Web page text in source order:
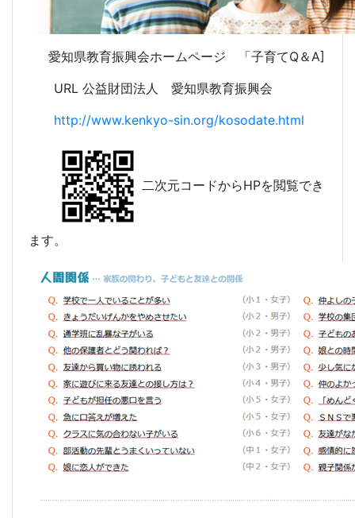
愛知県教育振興会ホームページ 「子育てQ＆A]
URL 公益財団法人 愛知県教育振興会
http://www.kenkyo-sin.org/kosodate.html
二次元コードからHPを閲覧でき
ます。